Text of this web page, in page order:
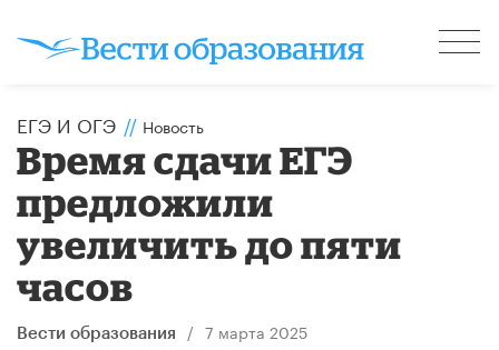
ЕГЭ И ОГЭ // Новость
Время сдачи ЕГЭ
предложили
увеличить до пяти
часов
Вести образования / 7 марта 2025